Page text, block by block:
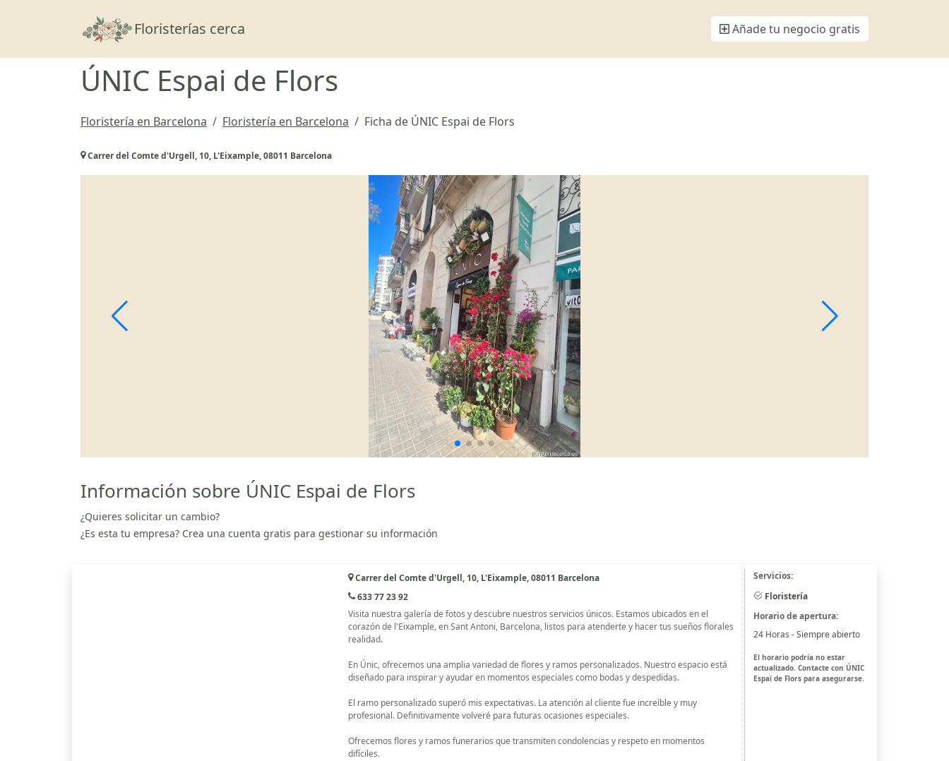
Floristerías cerca Añade tu negocio gratis
ÚNIC Espai de Flors
Floristería en Barcelona Floristería en Barcelona Ficha de ÚNIC Espai de Flors
Carrer del Comte d'Urgell, 10, L'Eixample, 08011 Barcelona
Información sobre ÚNIC Espai de Flors
¿Quieres solicitar un cambio?
¿Es esta tu empresa? Crea una cuenta gratis para gestionar su información
Carrer del Comte d'Urgell, 10, L'Eixample, 08011 Barcelona
633 77 23 92
Visita nuestra galería de fotos y descubre nuestros servicios únicos. Estamos ubicados en el
corazón de l'Eixample, en Sant Antoni, Barcelona, listos para atenderte y hacer tus sueños florales
realidad.
En Únic, ofrecemos una amplia variedad de flores y ramos personalizados. Nuestro espacio está
diseñado para inspirar y ayudar en momentos especiales como bodas y despedidas.
El ramo personalizado superó mis expectativas. La atención al cliente fue increíble y muy
profesional. Definitivamente volveré para futuras ocasiones especiales.
Ofrecemos flores y ramos funerarios que transmiten condolencias y respeto en momentos
difíciles.
Servicios:
Floristería
Horario de apertura:
24 Horas - Siempre abierto
El horario podría no estar
actualizado. Contacte con ÚNIC
Espai de Flors para asegurarse.